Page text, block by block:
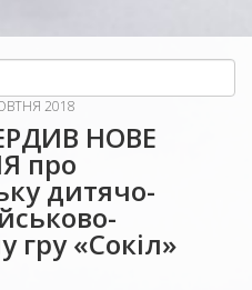
2018
НОВЕ
про
дитячо-
гру «Сокіл»